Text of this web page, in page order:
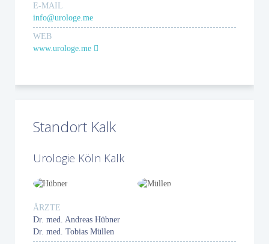
E-MAIL
info@urologe.me
WEB
www.urologe.me
Standort Kalk
Urologie Köln Kalk
ÄRZTE
Dr. med. Andreas Hübner
Dr. med. Tobias Müllen